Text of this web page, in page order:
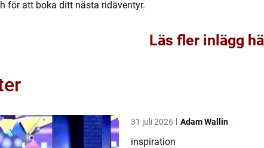
för att boka ditt nästa ridäventyr.
Läs fler inlägg
31 juli 2026 Adam Wallin
inspiration